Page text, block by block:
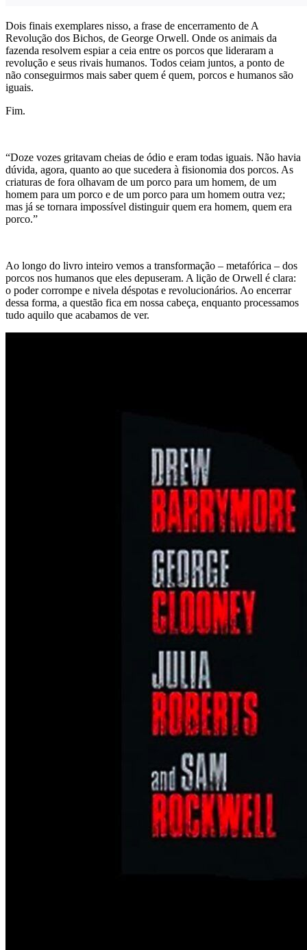
Dois finais exemplares nisso, a frase de encerramento de A
Revolução dos Bichos, de George Orwell. Onde os animais da
fazenda resolvem espiar a ceia entre os porcos que lideraram a
revolução e seus rivais humanos. Todos ceiam juntos, a ponto de
não conseguirmos mais saber quem é quem, porcos e humanos são
iguais.
Fim.
“Doze vozes gritavam cheias de ódio e eram todas iguais. Não havia
dúvida, agora, quanto ao que sucedera à fisionomia dos porcos. As
criaturas de fora olhavam de um porco para um homem, de um
homem para um porco e de um porco para um homem outra vez;
mas já se tornara impossível distinguir quem era homem, quem era
porco.”
Ao longo do livro inteiro vemos a transformação – metafórica – dos
porcos nos humanos que eles depuseram. A lição de Orwell é clara:
o poder corrompe e nivela déspotas e revolucionários. Ao encerrar
dessa forma, a questão fica em nossa cabeça, enquanto processamos
tudo aquilo que acabamos de ver.